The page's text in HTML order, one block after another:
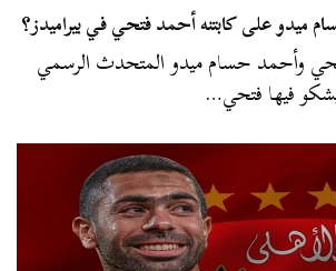
على كابتنه أحمد فتحي في بيراميدز؟
وأحمد حسام ميدو المتحدث الرسمي
فيها فتحي…